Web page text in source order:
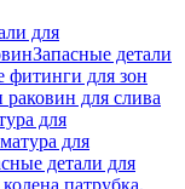
для
Запасные детали
фитинги для зон
для слива
для
для
детали для
патрубка,